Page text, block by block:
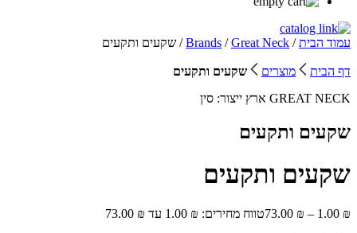
עמוד הבית/
Brands /Great Neck / שקעים ותקעים
דף הבית מוצרים
שקעים ותקעים
GREAT NECK ארץ ייצור: סין
שקעים ותקעים
שקעים ותקעים
1.00 ₪
–
73.00 ₪ טווח מחירים: ⁦1.00 ₪⁩ עד ⁦73.00 ₪⁩